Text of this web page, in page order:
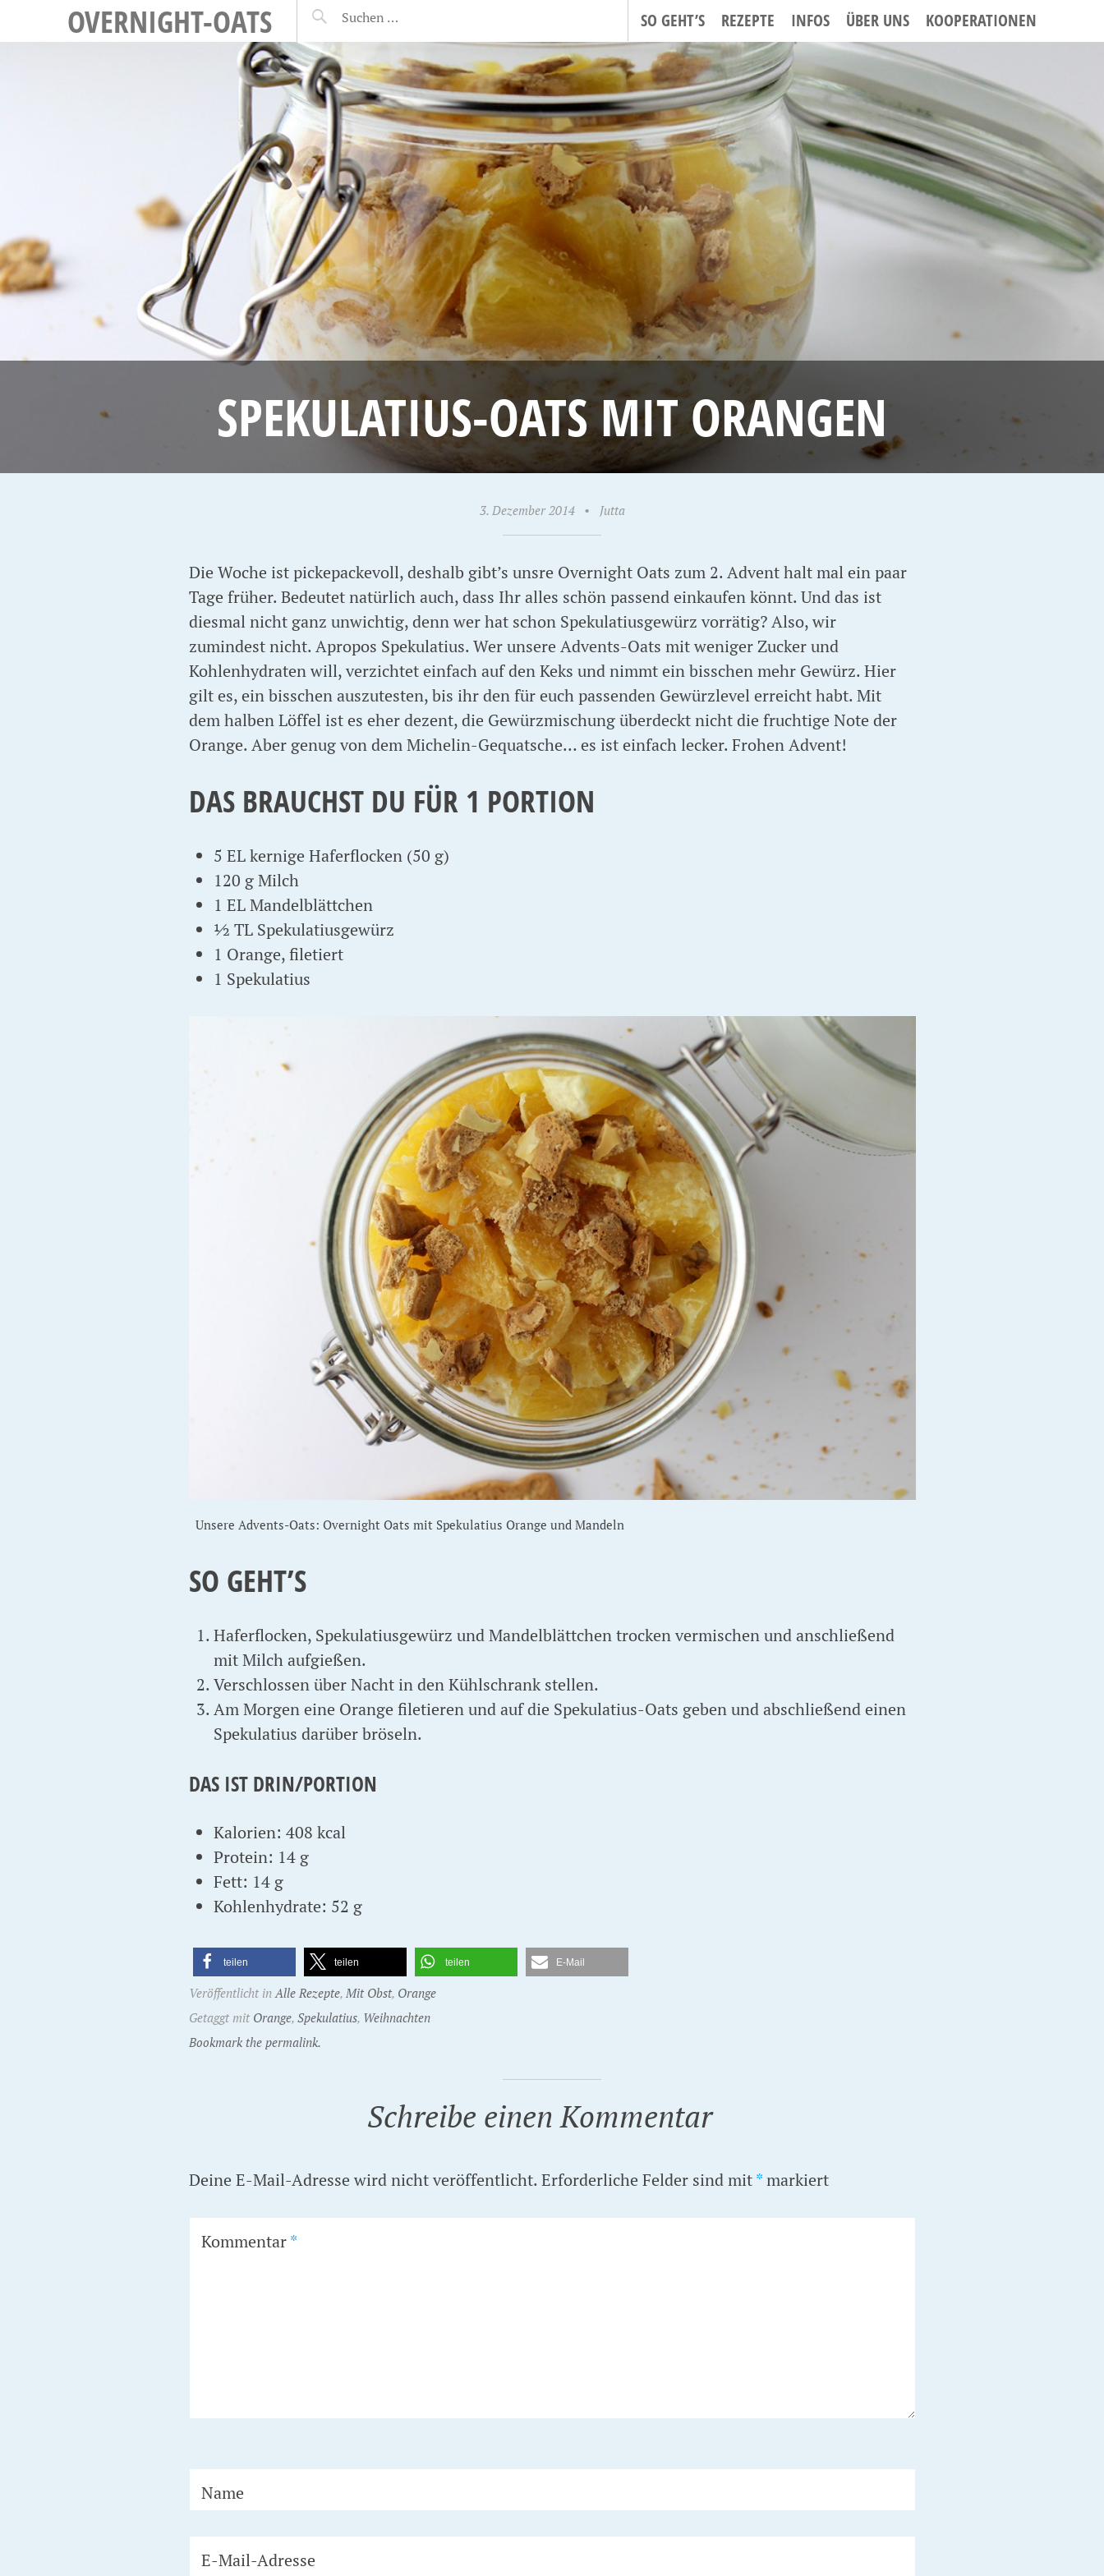
OVERNIGHT-OATS SO GEHT’S REZEPTE INFOS ÜBER UNS KOOPERATIONEN
SPEKULATIUS-OATS MIT ORANGEN
3. Dezember 2014 • Jutta
Die Woche ist pickepackevoll, deshalb gibt’s unsre Overnight Oats zum 2. Advent halt mal ein paar
Tage früher. Bedeutet natürlich auch, dass Ihr alles schön passend einkaufen könnt. Und das ist
diesmal nicht ganz unwichtig, denn wer hat schon Spekulatiusgewürz vorrätig? Also, wir
zumindest nicht. Apropos Spekulatius. Wer unsere Advents-Oats mit weniger Zucker und
Kohlenhydraten will, verzichtet einfach auf den Keks und nimmt ein bisschen mehr Gewürz. Hier
gilt es, ein bisschen auszutesten, bis ihr den für euch passenden Gewürzlevel erreicht habt. Mit
dem halben Löffel ist es eher dezent, die Gewürzmischung überdeckt nicht die fruchtige Note der
Orange. Aber genug von dem Michelin-Gequatsche… es ist einfach lecker. Frohen Advent!
DAS BRAUCHST DU FÜR 1 PORTION
5 EL kernige Haferflocken (50 g)
120 g Milch
1 EL Mandelblättchen
½ TL Spekulatiusgewürz
1 Orange, filetiert
1 Spekulatius
Unsere Advents-Oats: Overnight Oats mit Spekulatius Orange und Mandeln
SO GEHT’S
Haferflocken, Spekulatiusgewürz und Mandelblättchen trocken vermischen und anschließend
mit Milch aufgießen.
Verschlossen über Nacht in den Kühlschrank stellen.
Am Morgen eine Orange filetieren und auf die Spekulatius-Oats geben und abschließend einen
Spekulatius darüber bröseln.
DAS IST DRIN/PORTION
Kalorien: 408 kcal
Protein: 14 g
Fett: 14 g
Kohlenhydrate: 52 g
teilen teilen teilen E-Mail
Veröffentlicht inAlle Rezepte, Mit Obst, Orange
Getaggt mit Orange, Spekulatius, Weihnachten
Bookmark the permalink.
Schreibe einen Kommentar
Deine E-Mail-Adresse wird nicht veröffentlicht. Erforderliche Felder sind mit*markiert
Kommentar*
Name
E-Mail-Adresse